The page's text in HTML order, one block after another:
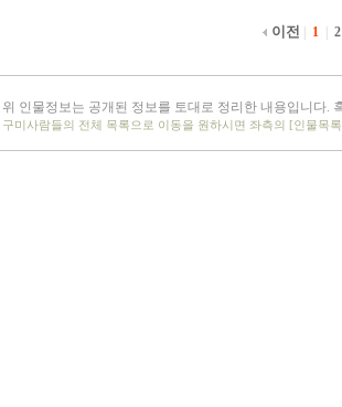
이전 1 2
위 인물정보는 공개된 정보를 토대로 정리한 내용입니다.
구미사람들의 전체 목록으로 이동을 원하시면 좌측의 [인물목